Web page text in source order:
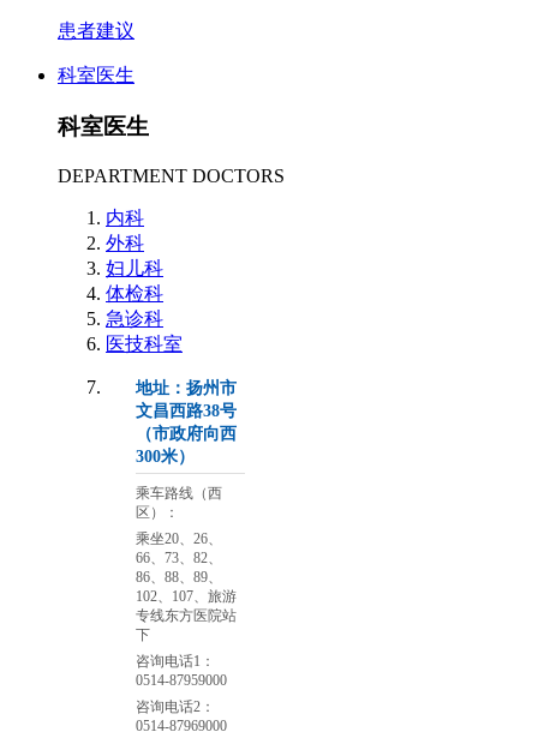
患者建议
科室医生
科室医生
DEPARTMENT DOCTORS
内科
外科
妇儿科
体检科
急诊科
医技科室
地址：扬州市
文昌西路38号
（市政府向西
300米）
乘车路线（西
区）：
乘坐20、26、
66、73、82、
86、88、89、
102、107、旅游
专线东方医院站
下
咨询电话1：
0514-87959000
咨询电话2：
0514-87969000